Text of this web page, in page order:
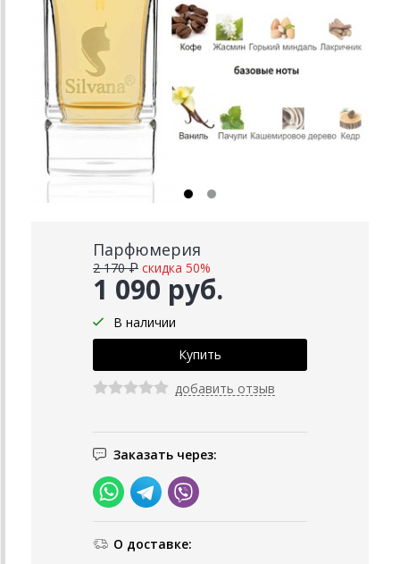
Парфюмерия
1 090 руб.
2 170 ₽ скидка 50%
В наличии
добавить отзыв
Заказать через:
О доставке: